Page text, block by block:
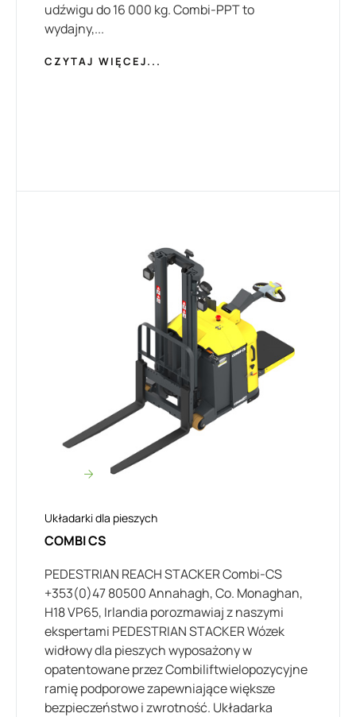
udźwigu do 16 000 kg. Combi-PPT to
wydajny,...
CZYTAJ WIĘCEJ...
Układarki dla pieszych
COMBI CS
PEDESTRIAN REACH STACKER Combi-CS
+353(0)47 80500 Annahagh, Co. Monaghan,
H18 VP65, Irlandia porozmawiaj z naszymi
ekspertami PEDESTRIAN STACKER Wózek
widłowy dla pieszych wyposażony w
opatentowane przez Combiliftwielopozycyjne
ramię podporowe zapewniające większe
bezpieczeństwo i zwrotność. Układarka